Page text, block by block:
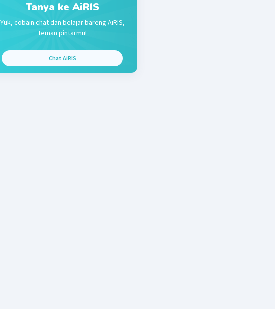
Tanya ke AiRIS
Yuk, cobain chat dan belajar bareng AiRIS,
teman pintarmu!
Chat AiRIS